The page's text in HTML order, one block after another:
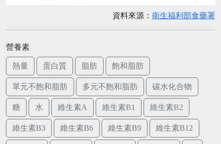
資料來源： 衛生福利部食藥署
營養素
熱量 蛋白質 脂肪 飽和脂肪
單元不飽和脂肪 多元不飽和脂肪 碳水化合物
糖 水 維生素A 維生素B1 維生素B2
維生素B3 維生素B6 維生素B9 維生素B12